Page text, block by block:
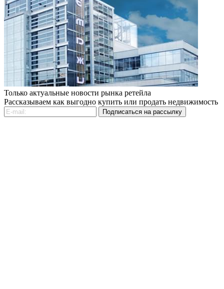
Только актуальные новости рынка ретейла
Рассказываем как выгодно купить или продать недвижимость